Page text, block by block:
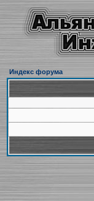
Индекс форума